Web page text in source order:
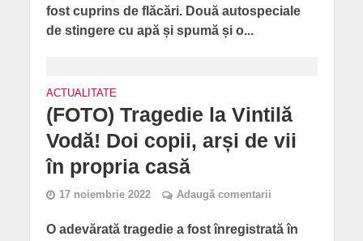
fost cuprins de flăcări. Două autospeciale
de stingere cu apă și spumă și o...
ACTUALITATE
(FOTO) Tragedie la Vintilă
Vodă! Doi copii, arși de vii
în propria casă
17 noiembrie 2022 Adaugă comentarii
O adevărată tragedie a fost înregistrată în